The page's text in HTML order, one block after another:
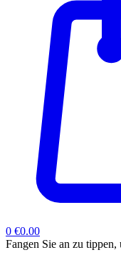
0 €0.00
Fangen Sie an zu tippen,